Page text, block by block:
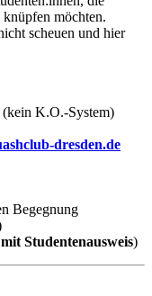
knüpfen möchten.
scheuen und hier
(kein K.O.-System)
dresden.de
Begegnung
mit Studentenausweis)